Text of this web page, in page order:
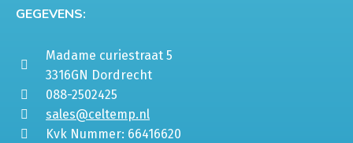
GEGEVENS:
Madame curiestraat 5
3316GN Dordrecht
088-2502425
sales@celtemp.nl
Kvk Nummer: 66416620